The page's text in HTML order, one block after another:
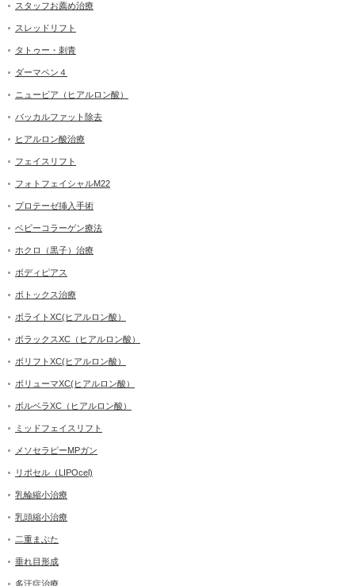
スタッフお薦め治療
スレッドリフト
タトゥー・刺青
ダーマペン４
ニュービア（ヒアルロン酸）
バッカルファット除去
ヒアルロン酸治療
フェイスリフト
フォトフェイシャルM22
プロテーゼ挿入手術
ベビーコラーゲン療法
ホクロ（黒子）治療
ボディピアス
ボトックス治療
ボライトXC(ヒアルロン酸）
ボラックスXC（ヒアルロン酸）
ボリフトXC(ヒアルロン酸）
ボリューマXC(ヒアルロン酸）
ボルベラXC（ヒアルロン酸）
ミッドフェイスリフト
メソセラピーMPガン
リポセル（LIPOcel)
乳輪縮小治療
乳頭縮小治療
二重まぶた
垂れ目形成
多汗症治療